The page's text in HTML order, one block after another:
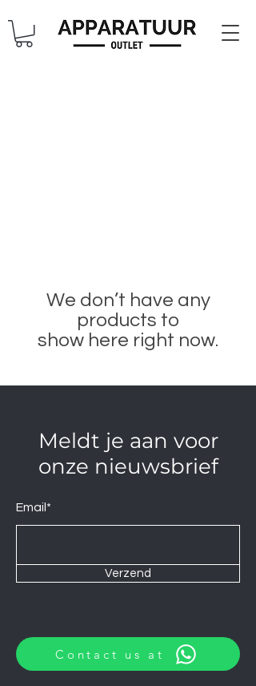
We don’t have any
products to
show here right now.
Meldt je aan voor
onze nieuwsbrief
Email*
Verzend
Contact us at